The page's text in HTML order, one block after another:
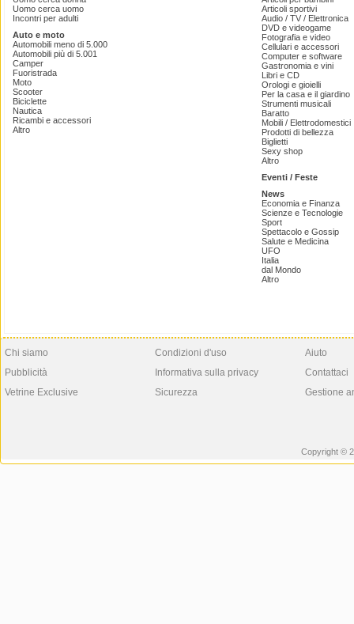
Uomo cerca uomo
Incontri per adulti
Auto e moto
Automobili meno di 5.000
Automobili più di 5.001
Camper
Fuoristrada
Moto
Scooter
Biciclette
Nautica
Ricambi e accessori
Altro
Articoli sportivi
Audio / TV / Elettronica
DVD e videogame
Fotografia e video
Cellulari e accessori
Computer e software
Gastronomia e vini
Libri e CD
Orologi e gioielli
Per la casa e il giardino
Strumenti musicali
Baratto
Mobili / Elettrodomestici
Prodotti di bellezza
Biglietti
Sexy shop
Altro
Eventi / Feste
News
Economia e Finanza
Scienze e Tecnologie
Sport
Spettacolo e Gossip
Salute e Medicina
UFO
Italia
dal Mondo
Altro
Chi siamo
Pubblicità
Vetrine Exclusive
Condizioni d'uso
Informativa sulla privacy
Sicurezza
Aiuto
Contattaci
Gestione
Copyright ©